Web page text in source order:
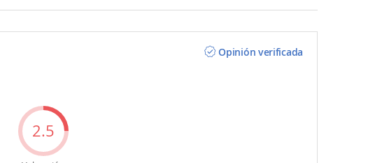
Opinión verificada
2.5